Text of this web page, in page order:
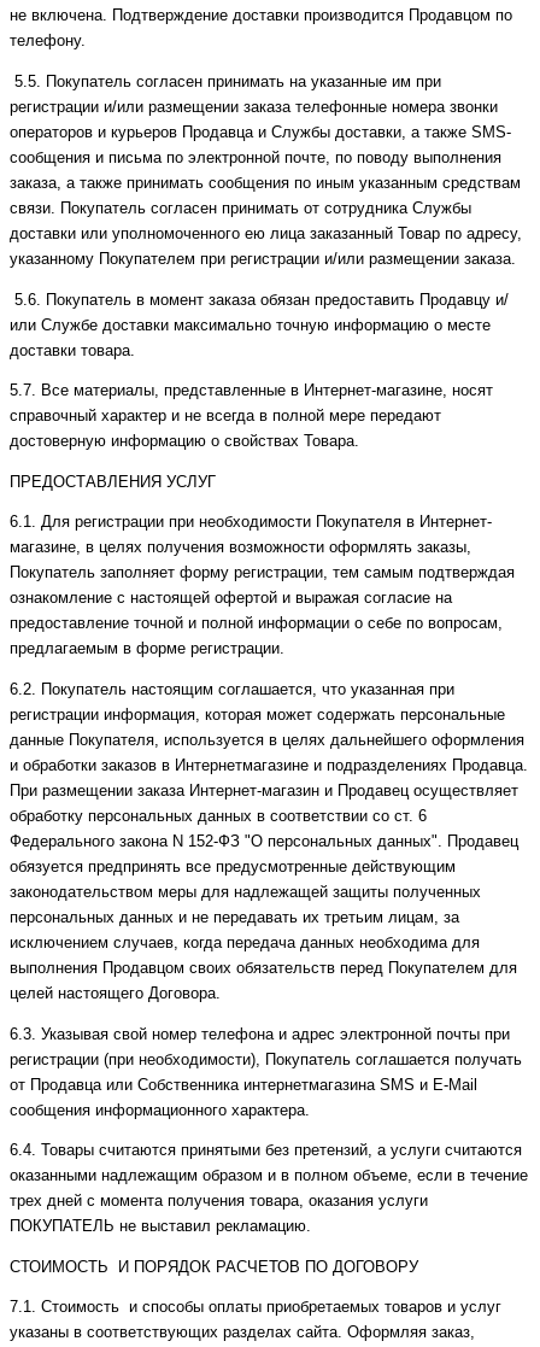
не включена. Подтверждение доставки производится Продавцом по
телефону.
5.5. Покупатель согласен принимать на указанные им при
регистрации и/или размещении заказа телефонные номера звонки
операторов и курьеров Продавца и Службы доставки, а также SMS-
сообщения и письма по электронной почте, по поводу выполнения
заказа, а также принимать сообщения по иным указанным средствам
связи. Покупатель согласен принимать от сотрудника Службы
доставки или уполномоченного ею лица заказанный Товар по адресу,
указанному Покупателем при регистрации и/или размещении заказа.
5.6. Покупатель в момент заказа обязан предоставить Продавцу и/
или Службе доставки максимально точную информацию о месте
доставки товара.
5.7. Все материалы, представленные в Интернет-магазине, носят
справочный характер и не всегда в полной мере передают
достоверную информацию о свойствах Товара.
ПРЕДОСТАВЛЕНИЯ УСЛУГ
6.1. Для регистрации при необходимости Покупателя в Интернет-
магазине, в целях получения возможности оформлять заказы,
Покупатель заполняет форму регистрации, тем самым подтверждая
ознакомление с настоящей офертой и выражая согласие на
предоставление точной и полной информации о себе по вопросам,
предлагаемым в форме регистрации.
6.2. Покупатель настоящим соглашается, что указанная при
регистрации информация, которая может содержать персональные
данные Покупателя, используется в целях дальнейшего оформления
и обработки заказов в Интернетмагазине и подразделениях Продавца.
При размещении заказа Интернет-магазин и Продавец осуществляет
обработку персональных данных в соответствии со ст. 6
Федерального закона N 152-ФЗ "О персональных данных". Продавец
обязуется предпринять все предусмотренные действующим
законодательством меры для надлежащей защиты полученных
персональных данных и не передавать их третьим лицам, за
исключением случаев, когда передача данных необходима для
выполнения Продавцом своих обязательств перед Покупателем для
целей настоящего Договора.
6.3. Указывая свой номер телефона и адрес электронной почты при
регистрации (при необходимости), Покупатель соглашается получать
от Продавца или Собственника интернетмагазина SMS и E-Mail
сообщения информационного характера.
6.4. Товары считаются принятыми без претензий, а услуги считаются
оказанными надлежащим образом и в полном объеме, если в течение
трех дней с момента получения товара, оказания услуги
ПОКУПАТЕЛЬ не выставил рекламацию.
СТОИМОСТЬ И ПОРЯДОК РАСЧЕТОВ ПО ДОГОВОРУ
7.1. Стоимость и способы оплаты приобретаемых товаров и услуг
указаны в соответствующих разделах сайта. Оформляя заказ,